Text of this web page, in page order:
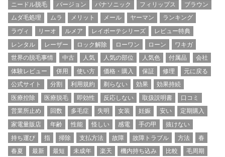
ニードル脱毛
バージョン パナソニック フィリップス
ブラウン
ムダ毛処理
ムラ メリット メール ヤーマン
ランキング
ラヴィ
リーオ ルメア レイボーテシリーズ
レビュー特典
レンタル
レーザー ロック解除 ローワン ローン
ワキガ
世界の脱毛事情
中古 人気 人気の部位 人気色 付属品
会社
体験レビュー
併用 使い方 価格・購入 保証 修理
元に戻る
公式サイト
分割 利用規約 剃らない 効果
効果持続
医療控除
医療脱毛 即効性 反応しない 取扱説明書
口コミ
営業所止め
回数 多毛症 失明 女装 妊娠 安い
定期購入
家電量販店
年齢 性能 怪しい 感電 手の甲
抜けない
持ち運び
指 掃除 支払方法 故障 故障トラブル 方法
春
春夏
最新 最短 未成年 楽天 機内持ち込み 比較 毛周期